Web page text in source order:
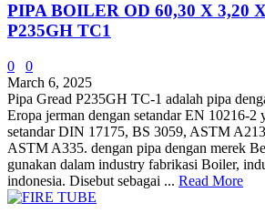
PIPA BOILER OD 60,30 X 3,20
P235GH TC1
0
0
March 6, 2025
Pipa Gread P235GH TC-1 adalah pipa
Eropa jerman dengan setandar EN 10216-2
setandar DIN 17175, BS 3059, ASTM
ASTM A335. dengan pipa dengan merek
gunakan dalam industry fabrikasi Boiler,
indonesia. Disebut sebagai ... Read More